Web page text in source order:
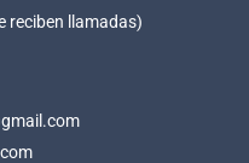
reciben llamadas)